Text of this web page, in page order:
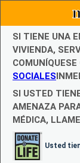
SI TIENE UNA
VIVIENDA,
COMUNÍQUESE
SOCIALES
SI USTED
AMENAZA
MÉDICA,
Usted